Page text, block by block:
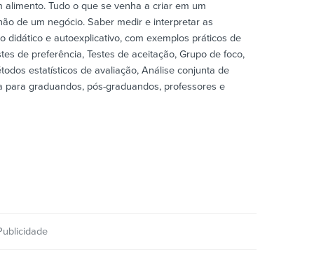
Tudo o que se venha a criar em um
de um negócio. Saber medir e interpretar as
didático e autoexplicativo, com exemplos práticos de
de preferência, Testes de aceitação, Grupo de foco,
estatísticos de avaliação, Análise conjunta de
graduandos, pós-graduandos, professores e